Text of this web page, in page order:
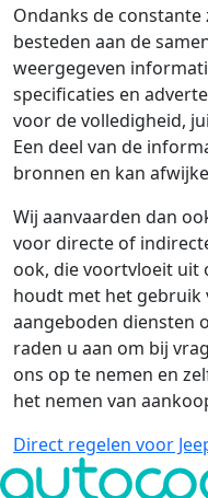
Ondanks de
besteden aan de
weergegeven
specificaties en
voor de volledigheid,
Een deel van de
bronnen en kan
Wij aanvaarden dan
voor directe of
ook, die voortvloeit uit
houdt met het gebruik
aangeboden diensten
raden u aan om bij
ons op te nemen en
het nemen van
Direct regelen voor